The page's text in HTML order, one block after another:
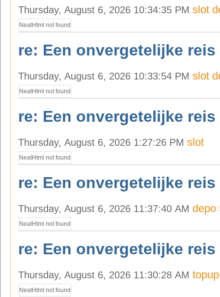
Thursday, August 6, 2026 10:34:35 PM slot
NeatHtml not found
re: Een onvergetelijke reis
Thursday, August 6, 2026 10:33:54 PM slot
NeatHtml not found
re: Een onvergetelijke reis
Thursday, August 6, 2026 1:27:26 PM slot
NeatHtml not found
re: Een onvergetelijke reis
Thursday, August 6, 2026 11:37:40 AM depo
NeatHtml not found
re: Een onvergetelijke reis
Thursday, August 6, 2026 11:30:28 AM
NeatHtml not found